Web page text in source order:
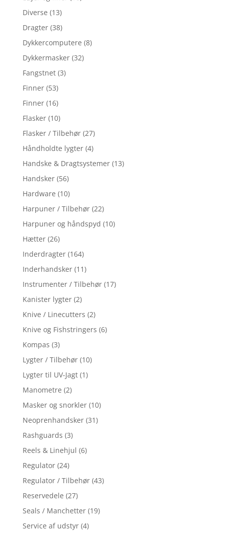
Diverse (13)
Dragter (38)
Dykkercomputere (8)
Dykkermasker (32)
Fangstnet (3)
Finner (53)
Finner (16)
Flasker (10)
Flasker / Tilbehør (27)
Håndholdte lygter (4)
Handske & Dragtsystemer (13)
Handsker (56)
Hardware (10)
Harpuner / Tilbehør (22)
Harpuner og håndspyd (10)
Hætter (26)
Inderdragter (164)
Inderhandsker (11)
Instrumenter / Tilbehør (17)
Kanister lygter (2)
Knive / Linecutters (2)
Knive og Fishstringers (6)
Kompas (3)
Lygter / Tilbehør (10)
Lygter til UV-Jagt (1)
Manometre (2)
Masker og snorkler (10)
Neoprenhandsker (31)
Rashguards (3)
Reels & Linehjul (6)
Regulator (24)
Regulator / Tilbehør (43)
Reservedele (27)
Seals / Manchetter (19)
Service af udstyr (4)